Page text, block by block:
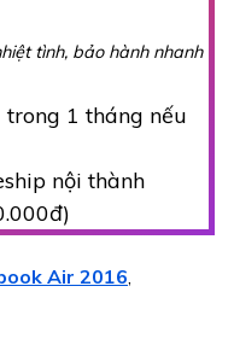
tình, bảo hành nhanh
trong 1 tháng nếu
nội thành
Air 2016